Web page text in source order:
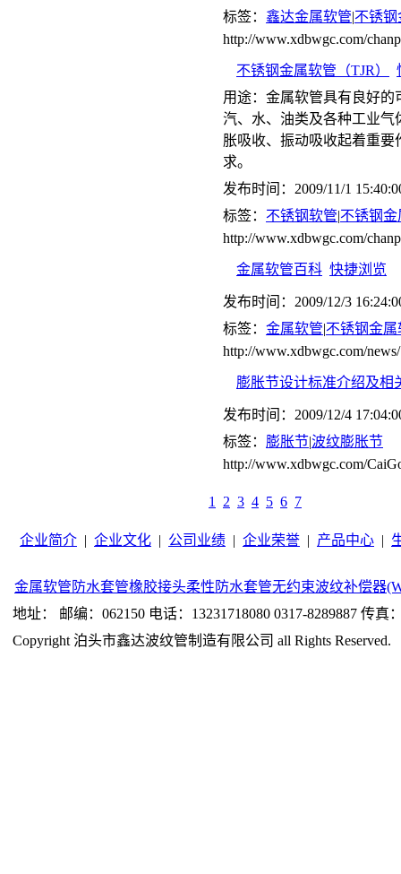
标签： 鑫达金属软管|不锈
http://www.xdbwgc.com/
不锈钢金属软管（TJR）
用途：金属软管具有良好
汽、水、油类及各种工业
胀吸收、振动吸收起着重
求。
发布时间：2009/11/1
标签： 不锈钢软管|不锈钢
http://www.xdbwgc.com/
金属软管百科 快捷浏览
发布时间：2009/12/3
标签： 金属软管|不锈钢金属
http://www.xdbwgc.com/
膨胀节设计标准介绍及相
发布时间：2009/12/4
标签： 膨胀节|波纹膨胀节
http://www.xdbwgc.com/
1 2 3 4 5 6 7
企业简介 | 企业文化 | 公司业绩 | 企业荣誉 | 产品中心 |
金属软管 防水套管橡胶接头柔性防水套管无约束波纹补偿器
地址： 邮编：062150 电话：13231718080 0317-8289887 传真
Copyright 泊头市鑫达波纹管制造有限公司 all Rights Reserved.